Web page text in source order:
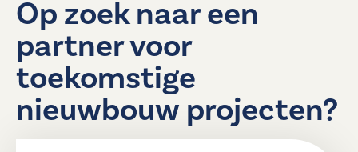
Op zoek naar een
partner voor
toekomstige
nieuwbouw projecten?